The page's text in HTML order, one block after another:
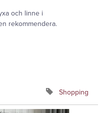
och linne i
rekommendera.
Shopping